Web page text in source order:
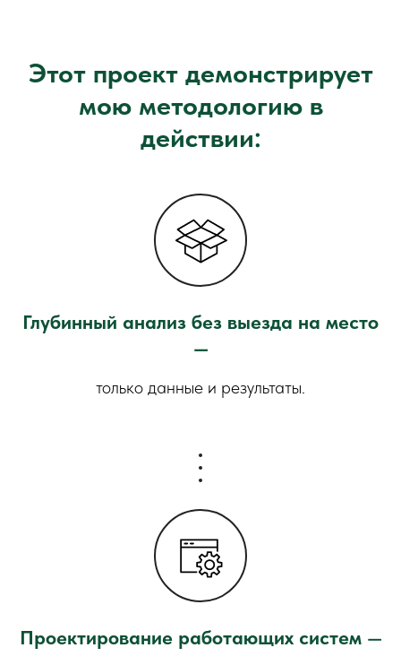
Этот проект демонстрирует
мою методологию в
действии:
Глубинный анализ без выезда на место
—
только данные и результаты.
Проектирование работающих систем—